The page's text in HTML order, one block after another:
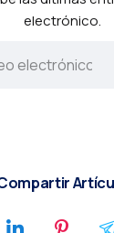
electrónico.